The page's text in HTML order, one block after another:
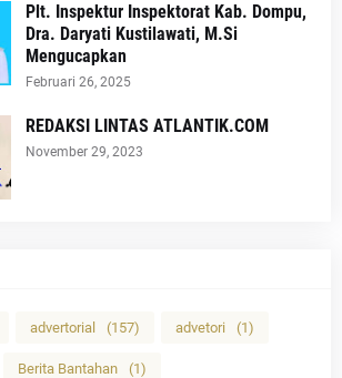
Plt. Inspektur Inspektorat Kab. Dompu,
Dra. Daryati Kustilawati, M.Si
Mengucapkan
Februari 26, 2025
REDAKSI LINTAS ATLANTIK.COM
November 29, 2023
advertorial (157) advetori (1)
Berita Bantahan (1)